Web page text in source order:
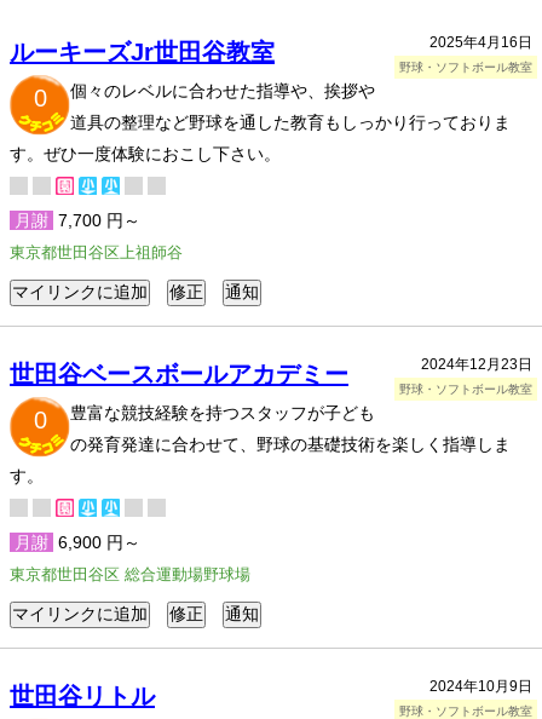
2025年4月16日
野球・ソフトボール教室
ルーキーズJr世田谷教室
0
個々のレベルに合わせた指導や、挨拶や
道具の整理など野球を通した教育もしっかり行っておりま
す。ぜひ一度体験におこし下さい。
月謝 7,700 円～
東京都世田谷区上祖師谷
2024年12月23日
野球・ソフトボール教室
世田谷ベースボールアカデミー
0
豊富な競技経験を持つスタッフが子ども
の発育発達に合わせて、野球の基礎技術を楽しく指導しま
す。
月謝 6,900 円～
東京都世田谷区 総合運動場野球場
2024年10月9日
野球・ソフトボール教室
世田谷リトル